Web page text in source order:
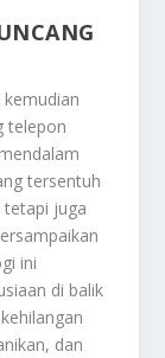
telepon
tersentuh
tetapi juga
ini
di balik
dan